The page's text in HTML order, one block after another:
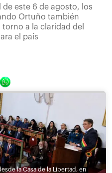
de este 6 de agosto, los
Ortuño también
a la claridad del
el país
la Casa de la Libertad, en